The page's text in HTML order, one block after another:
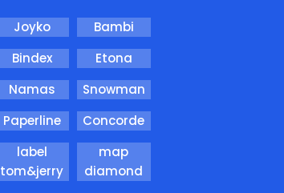
Joyko
Bambi
Bindex
Etona
Namas
Snowman
Paperline
Concorde
label
tom&jerry
map
diamond